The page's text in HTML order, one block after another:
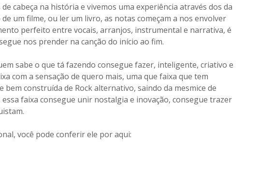
cabeça na história e vivemos uma experiência através dos da
um filme, ou ler um livro, as notas começam a nos envolver
perfeito entre vocais, arranjos, instrumental e narrativa, é
nos prender na canção do início ao fim.
sabe o que tá fazendo consegue fazer, inteligente, criativo e
com a sensação de quero mais, uma que faixa que tem
construída de Rock alternativo, saindo da mesmice de
faixa consegue unir nostalgia e inovação, consegue trazer
você pode conferir ele por aqui: